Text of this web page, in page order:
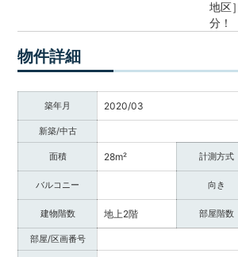
地区
分！
物件詳細
築年月 2020/03
新築/中古
面積 28m² 計測方式
バルコニー 向き
建物階数 地上2階 部屋階数
部屋/区画番号